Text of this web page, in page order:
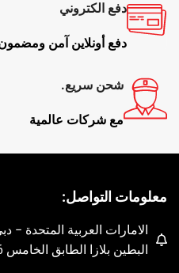
دفع الكتروني
دفع أونلاين آمن
شحن سريع.
مع شركات عالمية
معلومات التواصل:
الامارات العربية المتحدة
البطين بلازا الطابق الخامس 506